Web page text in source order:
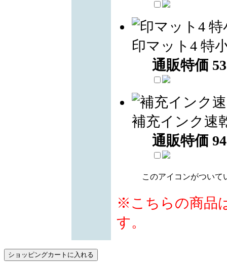
印マット4 特
通販特価
補充インク速
通販特価
このアイコンがついて
※こちらの商品
す。